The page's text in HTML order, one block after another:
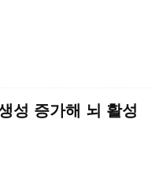
성 증가해 뇌 활성